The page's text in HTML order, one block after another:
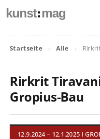
kunst:mag
Startseite Alle
Rirkrit
Gropius-Bau
12.9.2024 – 12.1.2025 I